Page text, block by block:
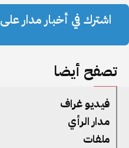
اشترك في أخبار مدار على
تصفح أيضا
فيديو غراف
مدار الرأي
ملفات